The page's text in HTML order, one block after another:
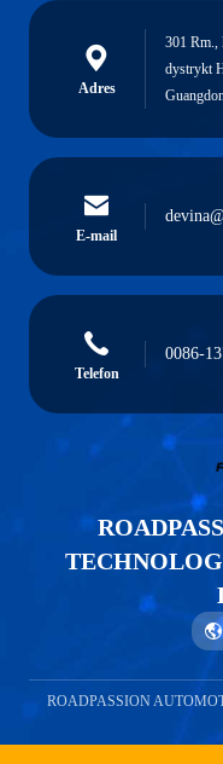
Adres
301 Rm.,
dystrykt
E-mail
Telefon
0086-
ROADPASSION